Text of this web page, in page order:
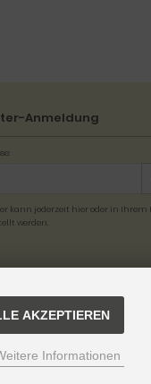
Anmeldung
kann jederzeit hier oder in Ihrem
werden.
AKZEPTIEREN
Informationen